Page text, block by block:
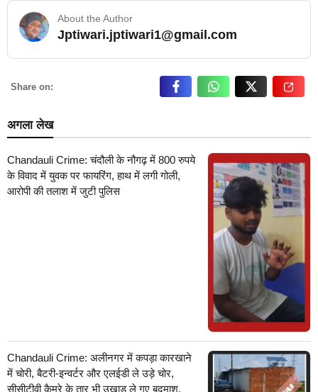
About the Author
Jptiwari.jptiwari1@gmail.com… Read More
Share on:
अगला लेख
Chandauli Crime: चंदौली के नौगढ़ में 800 रुपये
के विवाद में युवक पर फायरिंग, हाथ में लगी गोली,
आरोपी की तलाश में जुटी पुलिस
Chandauli Crime: अलीनगर में कपड़ा कारखाने
में चोरी, बैटरी-इन्वर्टर और एलईडी ले उड़े चोर,
सीसीटीवी कैमरे के तार भी उखाड़ ले गए बदमाश,